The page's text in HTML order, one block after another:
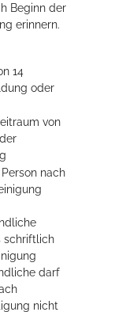
Beginn der
erinnern.
14
oder
von
nach
schriftlich
darf
nicht